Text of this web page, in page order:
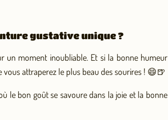
gustative unique ?
un moment inoubliable. Et si la bonne humeur
vous attraperez le plus beau des sourires ! 😄🍺
le bon goût se savoure dans la joie et la bonne